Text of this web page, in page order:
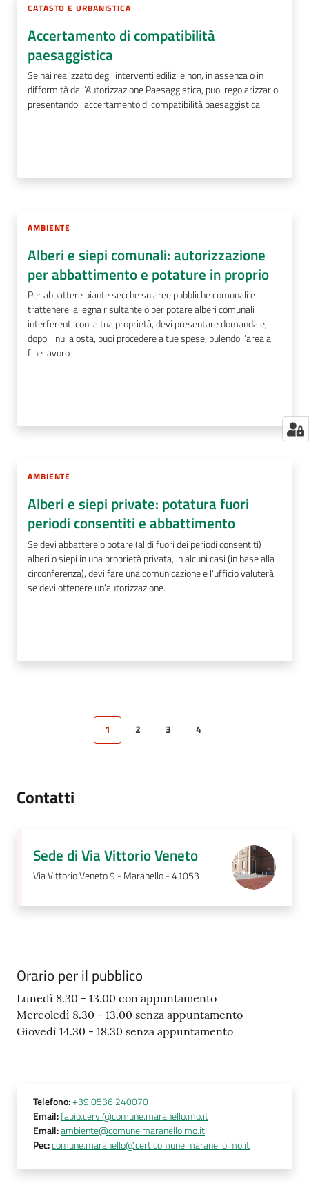
CATASTO E URBANISTICA
Accertamento di compatibilità
paesaggistica
Se hai realizzato degli interventi edilizi e non, in assenza o in
difformità dall’Autorizzazione Paesaggistica, puoi regolarizzarlo
presentando l'accertamento di compatibilità paesaggistica.
AMBIENTE
Alberi e siepi comunali: autorizzazione
per abbattimento e potature in proprio
Per abbattere piante secche su aree pubbliche comunali e
trattenere la legna risultante o per potare alberi comunali
interferenti con la tua proprietà, devi presentare domanda e,
dopo il nulla osta, puoi procedere a tue spese, pulendo l’area a
fine lavoro
AMBIENTE
Alberi e siepi private: potatura fuori
periodi consentiti e abbattimento
Se devi abbattere o potare (al di fuori dei periodi consentiti)
alberi o siepi in una proprietà privata, in alcuni casi (in base alla
circonferenza), devi fare una comunicazione e l'ufficio valuterà
se devi ottenere un'autorizzazione.
Pagina precedente
Pagina
1 Pagina
2 Pagina
3 Pagina
4
Contatti
Sede di Via Vittorio Veneto
Via Vittorio Veneto 9 - Maranello - 41053
Orario per il pubblico
Lunedì 8.30 - 13.00 con appuntamento
Mercoledì 8.30 - 13.00 senza appuntamento
Giovedì 14.30 - 18.30 senza appuntamento
Telefono:+39 0536 240070
Email:fabio.cervi@comune.maranello.mo.it
Email:ambiente@comune.maranello.mo.it
Pec:comune.maranello@cert.comune.maranello.mo.it